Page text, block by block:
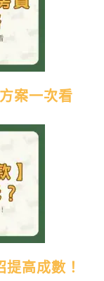
案一次看
提高成數！